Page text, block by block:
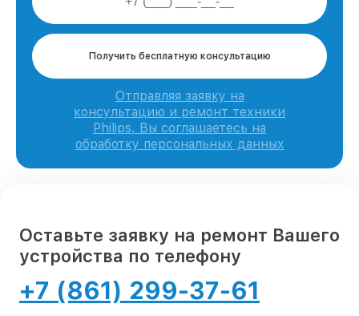
Получить бесплатную консультацию
Отправляя заявку на
консультацию и ремонт техники
Philips, Вы соглашаетесь на
обработку персональных данных
Оставьте заявку на ремонт Вашего
устройства по телефону
+7 (861) 299-37-61